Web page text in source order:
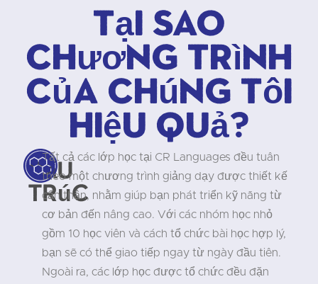
Tại sao
chương trình
của chúng tôi
hiệu quả?
Cấu
trúc
Tất cả các lớp học tại CR Languages đều tuân
theo một chương trình giảng dạy được thiết kế
cẩn thận, nhằm giúp bạn phát triển kỹ năng từ
cơ bản đến nâng cao. Với các nhóm học nhỏ
gồm 10 học viên và cách tổ chức bài học hợp lý,
bạn sẽ có thể giao tiếp ngay từ ngày đầu tiên.
Ngoài ra, các lớp học được tổ chức đều đặn